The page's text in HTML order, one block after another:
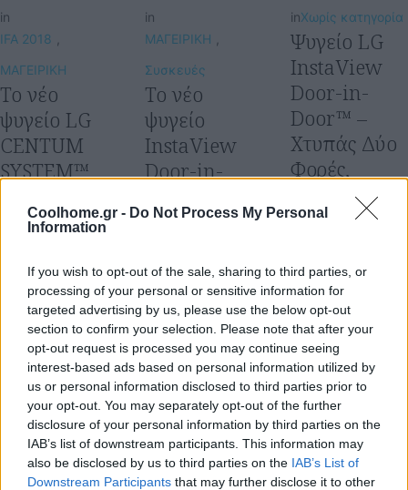
Coolhome.gr - Do Not Process My Personal
Information
If you wish to opt-out of the sale, sharing to third parties, or
processing of your personal or sensitive information for
targeted advertising by us, please use the below opt-out
section to confirm your selection. Please note that after your
opt-out request is processed you may continue seeing
interest-based ads based on personal information utilized by
us or personal information disclosed to third parties prior to
your opt-out. You may separately opt-out of the further
disclosure of your personal information by third parties on the
IAB’s list of downstream participants. This information may
also be disclosed by us to third parties on the IAB’s List of
Downstream Participants that may further disclose it to other
in
IFA 2018
ΜΑΓΕΙΡΙΚΗ
Το νέο
ψυγείο LG
CENTUM
SYSTEM™
πήχη της
απόδοσης
στην IFA
2018!
Η LG Electronics
(LG) αναμένεται
να καινοτομήσει
για άλλη μια φορά
με την αποκάλυψη
του νέου της
ψυγειοκαταψύκτη
in
ΜΑΓΕΙΡΙΚΗ
Συσκευές
Το νέο
ψυγείο
InstaView
Door-in-
προσφέρει
μεγαλύτερη
απόδοση και
άνεση στους
χρήστες!
Η LG Electronics
(LG) παρουσιάζει
στην ελληνική
αγορά το νέο
μοντέλο ψυγείου
Multi Door
inΧωρίς κατηγορία
Ψυγείο LG
InstaView
Door-in-
Door™ –
Χτυπάς Δύο
Φορές,
Βλέπεις
Μέσα & Όλα
Cool!
Η LG Electronics
(LG) κυκλοφόρησε
μια σειρά από
χιουμοριστικά
videos που
τονίζουν την
καινοτόμα
λειτουργία knock-
on του InstaView …